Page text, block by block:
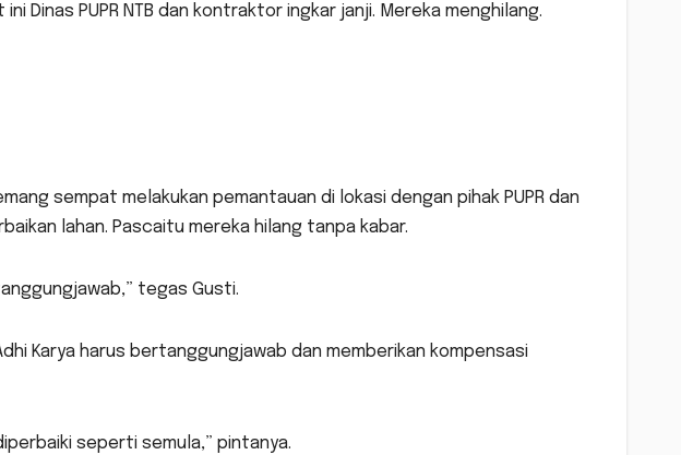
Dinas PUPR NTB dan kontraktor ingkar janji. Mereka menghilang.
sempat melakukan pemantauan di lokasi dengan pihak PUPR dan
lahan. Pascaitu mereka hilang tanpa kabar.
tegas Gusti.
Karya harus bertanggungjawab dan memberikan kompensasi
seperti semula,” pintanya.